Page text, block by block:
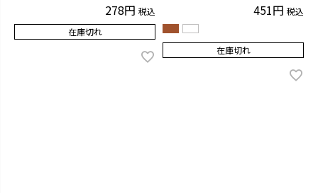
278
税込
在庫切れ
451 税込
在庫切れ